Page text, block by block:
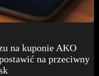
na kuponie AKO
na przeciwny